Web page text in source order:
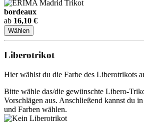
bordeaux
ab 16,10 €
Wählen
Liberotrikot
Hier wählst du die Farbe des Liberotrikots
Bitte wähle das/die gewünschte Libero-
Vorschlägen aus. Anschließend kannst du
und Farben wählen.